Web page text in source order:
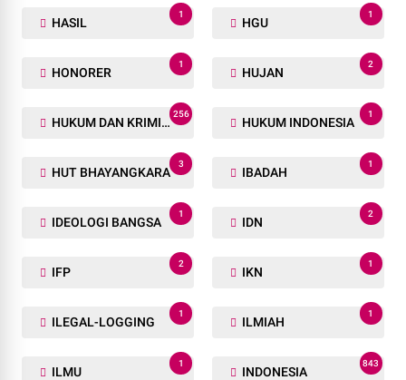
HASIL
1
HGU
1
HONORER
1
HUJAN
2
HUKUM DAN KRIMINAL
256
HUKUM INDONESIA
1
HUT BHAYANGKARA
3
IBADAH
1
IDEOLOGI BANGSA
1
IDN
2
IFP
2
IKN
1
ILEGAL-LOGGING
1
ILMIAH
1
ILMU
1
INDONESIA
843